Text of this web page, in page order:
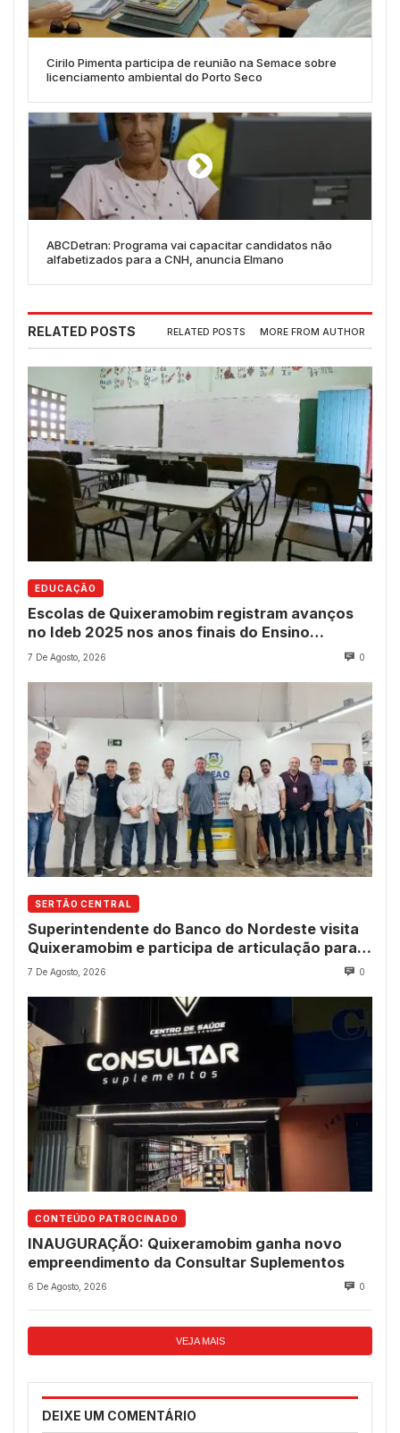
Cirilo Pimenta participa de reunião na Semace sobre
licenciamento ambiental do Porto Seco
ABCDetran: Programa vai capacitar candidatos não
alfabetizados para a CNH, anuncia Elmano
RELATED POSTS RELATED POSTS MORE FROM AUTHOR
EDUCAÇÃO
Escolas de Quixeramobim registram avanços
no Ideb 2025 nos anos finais do Ensino
Fundamental
7 De Agosto, 2026 0
SERTÃO CENTRAL
Superintendente do Banco do Nordeste visita
Quixeramobim e participa de articulação para
avanço do futuro shopping
7 De Agosto, 2026 0
CONTEÚDO PATROCINADO
INAUGURAÇÃO: Quixeramobim ganha novo
empreendimento da Consultar Suplementos
6 De Agosto, 2026 0
VEJA MAIS
DEIXE UM COMENTÁRIO